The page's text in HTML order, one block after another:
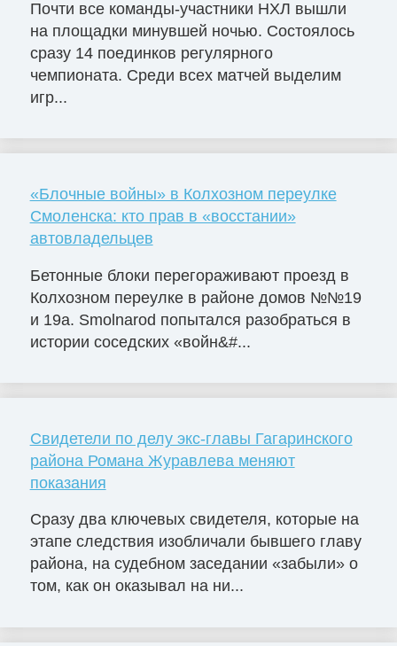
Почти все команды-участники НХЛ вышли
на площадки минувшей ночью. Состоялось
сразу 14 поединков регулярного
чемпионата. Среди всех матчей выделим
игр...
«Блочные войны» в Колхозном переулке
Смоленска: кто прав в «восстании»
автовладельцев
Бетонные блоки перегораживают проезд в
Колхозном переулке в районе домов №№19
и 19а. Smolnarod попытался разобраться в
истории соседских «войн&#...
Свидетели по делу экс-главы Гагаринского
района Романа Журавлева меняют
показания
Сразу два ключевых свидетеля, которые на
этапе следствия изобличали бывшего главу
района, на судебном заседании «забыли» о
том, как он оказывал на ни...